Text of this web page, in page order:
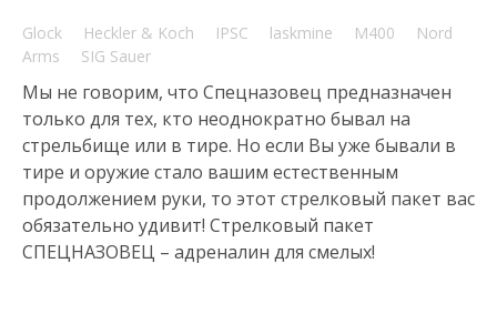
Glock Heckler & Koch IPSC laskmine M400
Nord
Arms
SIG Sauer
Мы не говорим, что Спецназовец предназначен
только для тех, кто неоднократно бывал на
стрельбище или в тире. Но если Вы уже бывали в
тире и оружие стало вашим естественным
продолжением руки, то этот стрелковый пакет вас
обязательно удивит! Стрелковый пакет
СПЕЦНАЗОВЕЦ – адреналин для смелых!